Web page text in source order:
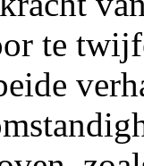
te